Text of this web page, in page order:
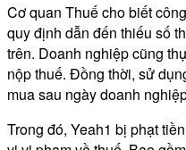
Cơ quan Thuế cho biết
quy định dẫn đến thiếu số
trên. Doanh nghiệp cũng
nộp thuế. Đồng thời, sử
mua sau ngày doanh
Trong đó, Yeah1 bị phạt